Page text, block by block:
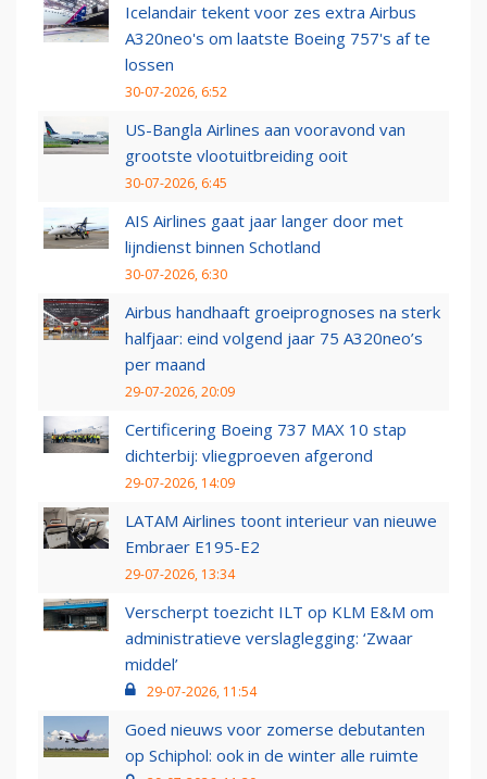
Icelandair tekent voor zes extra Airbus
A320neo's om laatste Boeing 757's af te
lossen
30-07-2026, 6:52
US-Bangla Airlines aan vooravond van
grootste vlootuitbreiding ooit
30-07-2026, 6:45
AIS Airlines gaat jaar langer door met
lijndienst binnen Schotland
30-07-2026, 6:30
Airbus handhaaft groeiprognoses na sterk
halfjaar: eind volgend jaar 75 A320neo’s
per maand
29-07-2026, 20:09
Certificering Boeing 737 MAX 10 stap
dichterbij: vliegproeven afgerond
29-07-2026, 14:09
LATAM Airlines toont interieur van nieuwe
Embraer E195-E2
29-07-2026, 13:34
Verscherpt toezicht ILT op KLM E&M om
administratieve verslaglegging: ‘Zwaar
middel’
29-07-2026, 11:54
Goed nieuws voor zomerse debutanten
op Schiphol: ook in de winter alle ruimte